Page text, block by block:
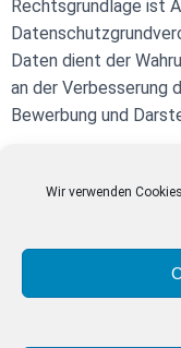
Wir verwenden
Rechtsgrundlage ist
Daten dient der
an der Verbesserung
Bewerbung und